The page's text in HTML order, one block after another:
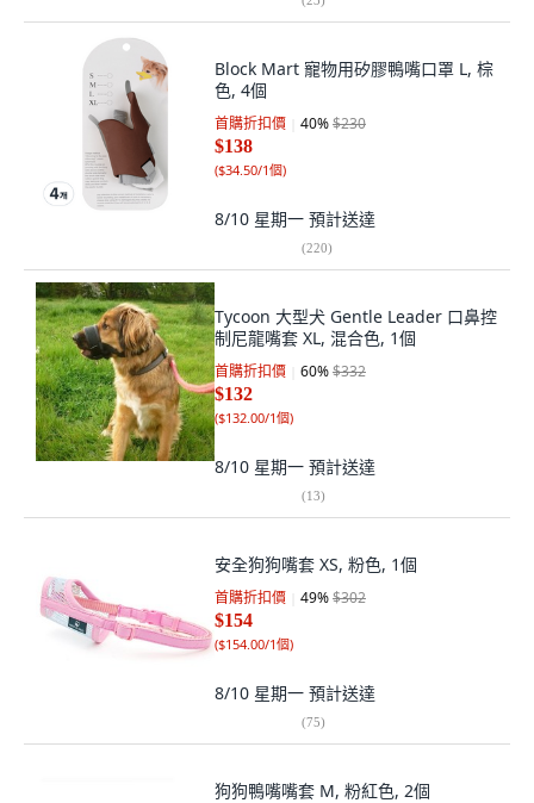
Block Mart 寵物用矽膠鴨嘴口罩 L, 棕
色, 4個
首購折扣價 40%$230
$138
($34.50/1個)
8/10 星期一 預計送達
(220)
Tycoon 大型犬 Gentle Leader 口鼻控
制尼龍嘴套 XL, 混合色, 1個
首購折扣價 60%$332
$132
($132.00/1個)
8/10 星期一 預計送達
(13)
安全狗狗嘴套 XS, 粉色, 1個
首購折扣價 49%$302
$154
($154.00/1個)
8/10 星期一 預計送達
(75)
狗狗鴨嘴嘴套 M, 粉紅色, 2個